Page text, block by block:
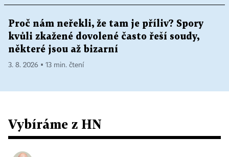
Proč nám neřekli, že tam je příliv? Spory
kvůli zkažené dovolené často řeší soudy,
některé jsou až bizarní
3. 8. 2026 ▪ 13 min. čtení
Vybíráme z HN